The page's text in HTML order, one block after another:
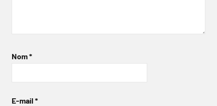
Nom*
E-mail *